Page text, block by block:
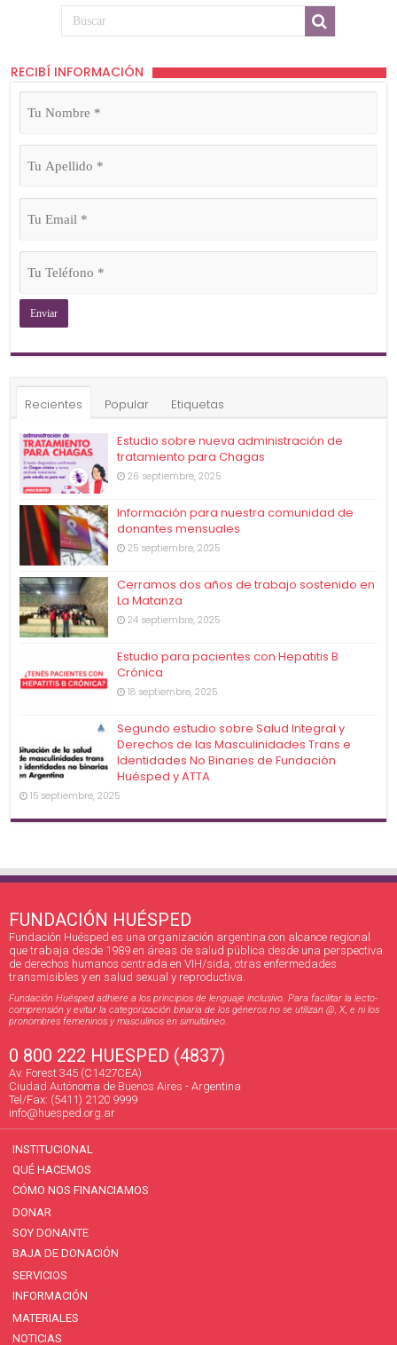
RECIBÍ INFORMACIÓN
Tu
Nombre
Tu
Apellido
Tu
Email
Tu
Teléfono
Recientes Popular Etiquetas
Estudio sobre nueva administración de
tratamiento para Chagas
26 septiembre, 2025
Información para nuestra comunidad de
donantes mensuales
25 septiembre, 2025
Cerramos dos años de trabajo sostenido en
La Matanza
24 septiembre, 2025
Estudio para pacientes con Hepatitis B
Crónica
18 septiembre, 2025
Segundo estudio sobre Salud Integral y
Derechos de las Masculinidades Trans e
Identidades No Binaries de Fundación
Huésped y ATTA
15 septiembre, 2025
FUNDACIÓN HUÉSPED
Fundación Huésped es una organización argentina con alcance regional
que trabaja desde 1989 en áreas de salud pública desde una perspectiva
de derechos humanos centrada en VIH/sida, otras enfermedades
transmisibles y en salud sexual y reproductiva.
Fundación Huésped adhiere a los principios de lenguaje inclusivo. Para facilitar la lecto-
comprensión y evitar la categorización binaria de los géneros no se utilizan @, X, e ni los
pronombres femeninos y masculinos en simultáneo.
0 800 222 HUESPED (4837)
Av. Forest 345 (C1427CEA)
Ciudad Autónoma de Buenos Aires - Argentina
Tel/Fax: (5411) 2120 9999
info@huesped.org.ar
INSTITUCIONAL
QUÉ HACEMOS
CÓMO NOS FINANCIAMOS
DONAR
SOY DONANTE
BAJA DE DONACIÓN
SERVICIOS
INFORMACIÓN
MATERIALES
NOTICIAS